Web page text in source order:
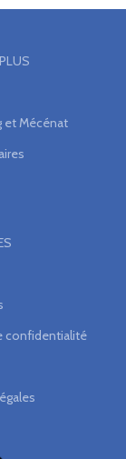
et Mécénat
confidentialité